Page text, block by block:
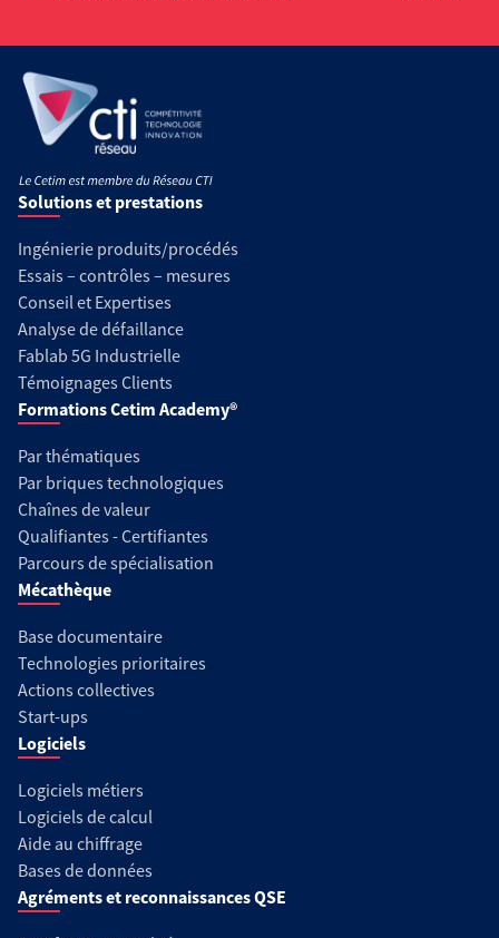
Solutions et prestations
Ingénierie produits/procédés
Essais – contrôles – mesures
Conseil et Expertises
Analyse de défaillance
Fablab 5G Industrielle
Témoignages Clients
Formations Cetim Academy®
Par thématiques
Par briques technologiques
Chaînes de valeur
Qualifiantes - Certifiantes
Parcours de spécialisation
Mécathèque
Base documentaire
Technologies prioritaires
Actions collectives
Start-ups
Logiciels
Logiciels métiers
Logiciels de calcul
Aide au chiffrage
Bases de données
Agréments et reconnaissances QSE